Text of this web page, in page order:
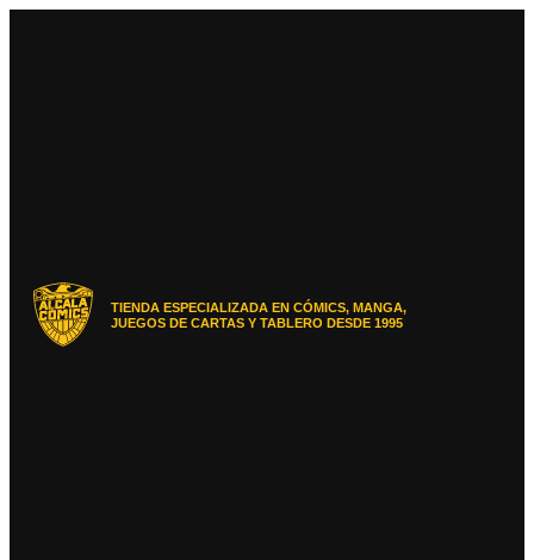
TIENDA ESPECIALIZADA EN CÓMICS, MANGA,
JUEGOS DE CARTAS Y TABLERO DESDE 1995